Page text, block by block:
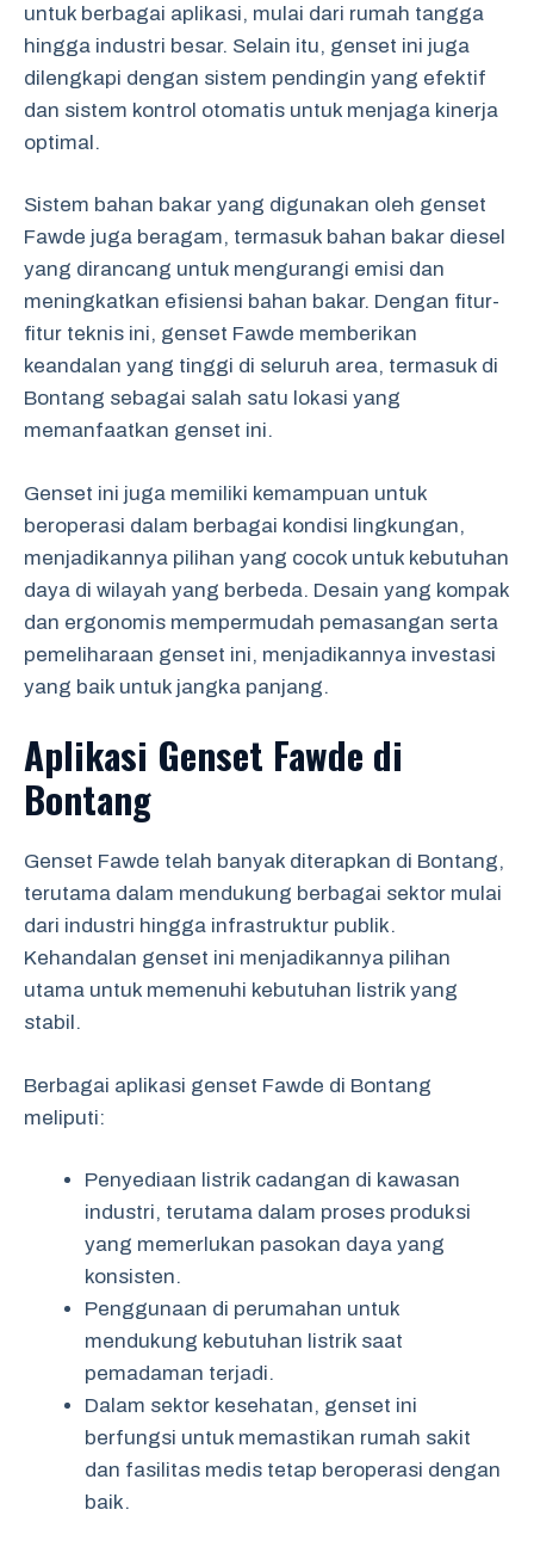
untuk berbagai aplikasi, mulai dari rumah tangga
hingga industri besar. Selain itu, genset ini juga
dilengkapi dengan sistem pendingin yang efektif
dan sistem kontrol otomatis untuk menjaga kinerja
optimal.
Sistem bahan bakar yang digunakan oleh genset
Fawde juga beragam, termasuk bahan bakar diesel
yang dirancang untuk mengurangi emisi dan
meningkatkan efisiensi bahan bakar. Dengan fitur-
fitur teknis ini, genset Fawde memberikan
keandalan yang tinggi di seluruh area, termasuk di
Bontang sebagai salah satu lokasi yang
memanfaatkan genset ini.
Genset ini juga memiliki kemampuan untuk
beroperasi dalam berbagai kondisi lingkungan,
menjadikannya pilihan yang cocok untuk kebutuhan
daya di wilayah yang berbeda. Desain yang kompak
dan ergonomis mempermudah pemasangan serta
pemeliharaan genset ini, menjadikannya investasi
yang baik untuk jangka panjang.
Aplikasi Genset Fawde di
Bontang
Genset Fawde telah banyak diterapkan di Bontang,
terutama dalam mendukung berbagai sektor mulai
dari industri hingga infrastruktur publik.
Kehandalan genset ini menjadikannya pilihan
utama untuk memenuhi kebutuhan listrik yang
stabil.
Berbagai aplikasi genset Fawde di Bontang
meliputi:
Penyediaan listrik cadangan di kawasan
industri, terutama dalam proses produksi
yang memerlukan pasokan daya yang
konsisten.
Penggunaan di perumahan untuk
mendukung kebutuhan listrik saat
pemadaman terjadi.
Dalam sektor kesehatan, genset ini
berfungsi untuk memastikan rumah sakit
dan fasilitas medis tetap beroperasi dengan
baik.